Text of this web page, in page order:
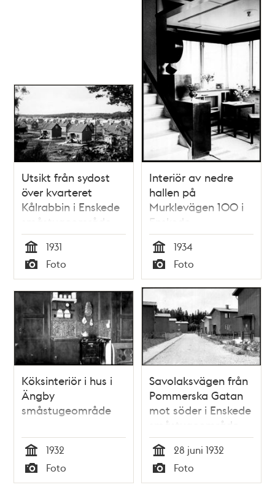
Utsikt från sydost
över kvarteret
Kålrabbin i Enskede
småstugeområde
som är under
byggnad
Tid
1931
Typ
Foto
Interiör av nedre
hallen på
Murklevägen 100 i
Enskede
småstugeområde
Tid
1934
Typ
Foto
Köksinteriör i hus i
Ängby
småstugeområde
Tid
1932
Typ
Foto
Savolaksvägen från
Pommerska Gatan
mot söder i Enskede
småstugeområde
Tid
28 juni 1932
Typ
Foto